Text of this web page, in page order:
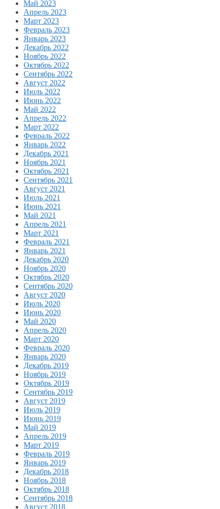
Май 2023
Апрель 2023
Март 2023
Февраль 2023
Январь 2023
Декабрь 2022
Ноябрь 2022
Октябрь 2022
Сентябрь 2022
Август 2022
Июль 2022
Июнь 2022
Май 2022
Апрель 2022
Март 2022
Февраль 2022
Январь 2022
Декабрь 2021
Ноябрь 2021
Октябрь 2021
Сентябрь 2021
Август 2021
Июль 2021
Июнь 2021
Май 2021
Апрель 2021
Март 2021
Февраль 2021
Январь 2021
Декабрь 2020
Ноябрь 2020
Октябрь 2020
Сентябрь 2020
Август 2020
Июль 2020
Июнь 2020
Май 2020
Апрель 2020
Март 2020
Февраль 2020
Январь 2020
Декабрь 2019
Ноябрь 2019
Октябрь 2019
Сентябрь 2019
Август 2019
Июль 2019
Июнь 2019
Май 2019
Апрель 2019
Март 2019
Февраль 2019
Январь 2019
Декабрь 2018
Ноябрь 2018
Октябрь 2018
Сентябрь 2018
Август 2018